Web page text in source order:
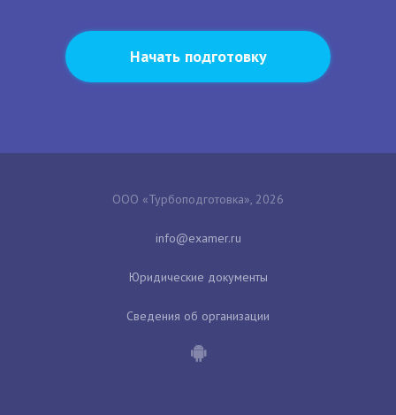
Начать подготовку
ООО «Турбоподготовка», 2026
Юридические документы
Сведения об организации